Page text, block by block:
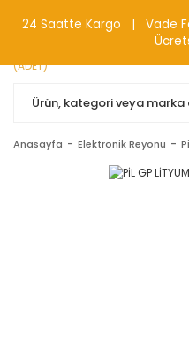
0(212) 240 87 88
Anasayfa Elektronik Reyonu
24 Saatte Kargo | Vade